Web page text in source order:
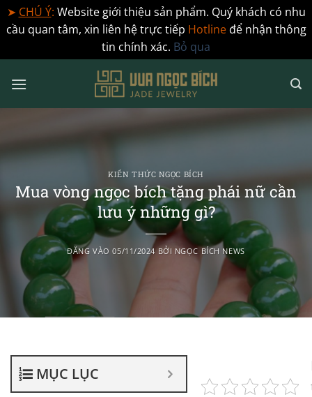
➤ CHÚ Ý: Website giới thiệu sản phẩm. Quý khách có nhu
cầu quan tâm, xin liên hệ trực tiếp Hotlineđể nhận thông
tin chính xác. Bỏ qua
qua
KIẾN THỨC NGỌC BÍCH
Mua vòng ngọc bích tặng phái nữ cần
lưu ý những gì?
ĐĂNG VÀO05/11/2024 BỞI NGỌC BÍCH NEWS
MỤC LỤC